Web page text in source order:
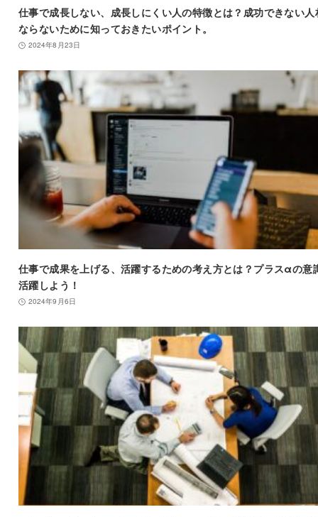
仕事で成長しない、成長しにくい人の特徴とは？成功できない人
ならないために知っておきたいポイント。
2024年8月23日
仕事で成果を上げる、活躍するための考え方とは？プラスαの意
活躍しよう！
2024年9月6日